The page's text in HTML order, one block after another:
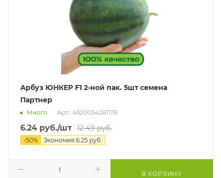
Арбуз ЮНКЕР F1 2-ной пак. 5шт семена
Партнер
Много Арт.: 4620054281178
6.24 руб./шт 12.49руб.
-50% Экономия 6.25 руб.
В КОРЗИНУ